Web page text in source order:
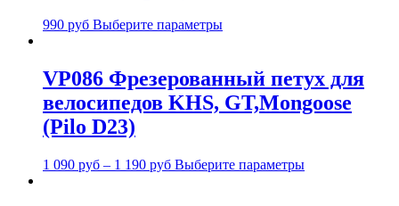
990 руб Выберите параметры
VP086 Фрезерованный петух для
велосипедов KHS, GT,Mongoose
(Pilo D23)
1 090 руб – 1 190 руб Выберите параметры